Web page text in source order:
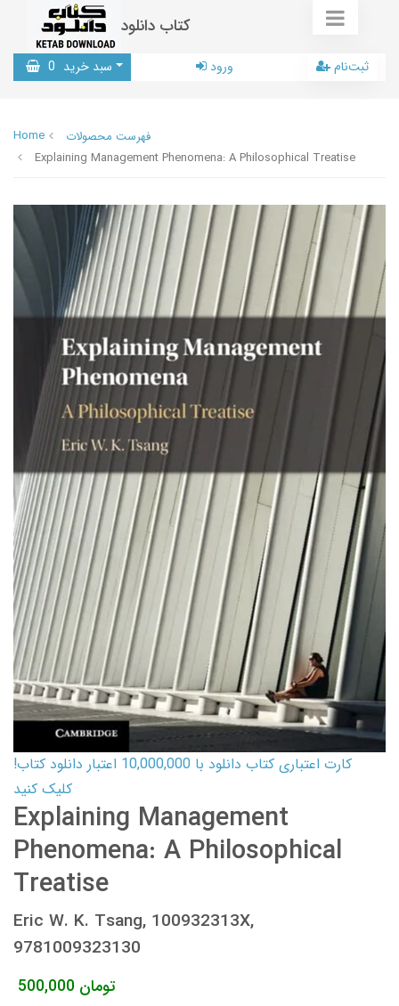
کتاب دانلود
سبد خرید 0 ورود ثبت‌نام
Home
فهرست محصولات
Explaining Management Phenomena: A Philosophical Treatise
کارت اعتباری کتاب دانلود با 10,000,000 اعتبار دانلود کتاب!
کلیک کنید
Explaining Management
Phenomena: A Philosophical
Treatise
Eric W. K. Tsang, 100932313X,
9781009323130
500,000 تومان